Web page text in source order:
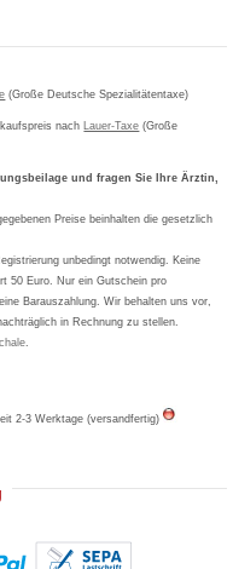
(Große Deutsche Spezialitätentaxe)
nach Lauer-Taxe (Große
und fragen Sie Ihre Ärztin,
Preise beinhalten die gesetzlich
unbedingt notwendig. Keine
50 Euro. Nur ein Gutschein pro
Barauszahlung. Wir behalten uns vor,
in Rechnung zu stellen.
2-3 Werktage (versandfertig)